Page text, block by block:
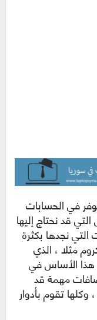
في الحسابات
قد نحتاج إليها
نجدها بكثرة
مثلا ، الذي
هذا الأساس في
مهمة قد
تقوم بأدوار